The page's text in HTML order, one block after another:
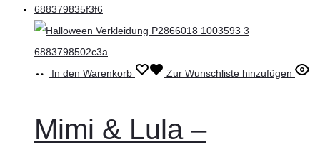
In den Warenkorb Zur Wunschliste hinzufügen
Mimi & Lula –